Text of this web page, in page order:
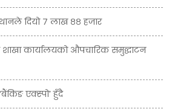
दियो ७ लाख ८८ हजार
कार्यालयको औपचारिक समुद्घाटन
एक्स्पो’ हुँदै